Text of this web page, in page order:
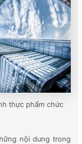
thực phẩm chức
nội dung trong